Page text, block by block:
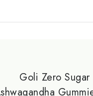
Goli Zero Sugar